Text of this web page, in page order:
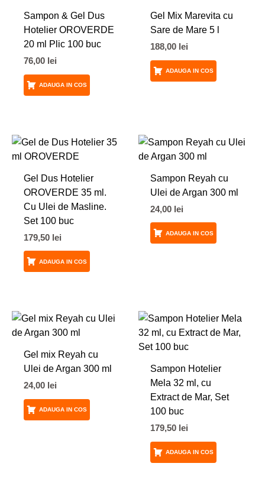
Sampon & Gel Dus
Hotelier OROVERDE
20 ml Plic 100 buc
76,00 lei
ADAUGA IN COS
Gel Mix Marevita cu
Sare de Mare 5 l
188,00 lei
ADAUGA IN COS
Gel Dus Hotelier
OROVERDE 35 ml.
Cu Ulei de Masline.
Set 100 buc
179,50 lei
ADAUGA IN COS
Sampon Reyah cu
Ulei de Argan 300 ml
24,00 lei
ADAUGA IN COS
Gel mix Reyah cu
Ulei de Argan 300 ml
24,00 lei
ADAUGA IN COS
Sampon Hotelier
Mela 32 ml, cu
Extract de Mar, Set
100 buc
179,50 lei
ADAUGA IN COS